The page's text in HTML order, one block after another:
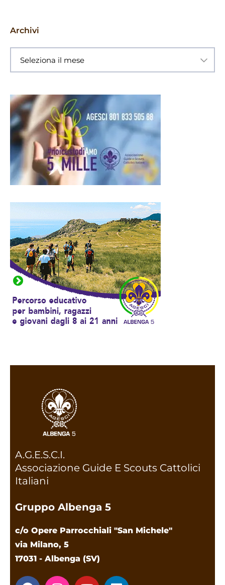
Archivi
A.G.E.S.C.I.
Associazione Guide E Scouts Cattolici
Italiani
Gruppo Albenga 5
c/o Opere Parrocchiali "San Michele"
via Milano, 5
17031 - Albenga (SV)